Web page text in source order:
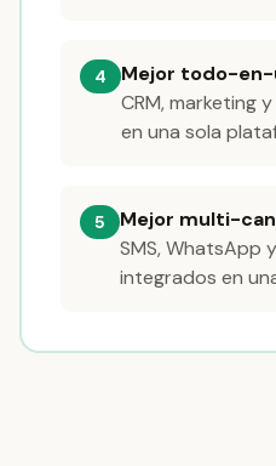
4 Mejor todo-en-
CRM, marketing
en una sola
5 Mejor multi-
SMS, WhatsApp
integrados en